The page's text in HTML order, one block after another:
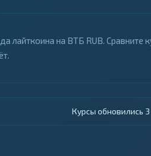
лайткоина на ВТБ RUB. Сравните
Курсы обновились 4